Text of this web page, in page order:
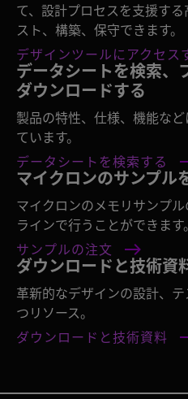
て、設計プロセスを支援す
スト、構築、保守できます。
デザインツールにアクセス
データシートを検索、
ダウンロードする
製品の特性、仕様、機能な
ています。
データシートを検索する
マイクロンのサンプル
マイクロンのメモリサンプ
ラインで行うことができます。
サンプルの注文
ダウンロードと技術資
革新的なデザインの設計、
つリソース。
ダウンロードと技術資料